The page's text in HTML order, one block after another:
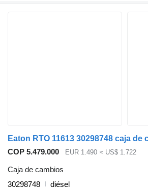
COP 5.479.000 EUR 1.490 ≈ US$ 1.722
Caja de cambios
30298748
diésel